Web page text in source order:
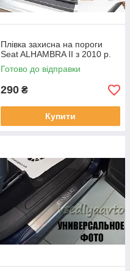
Плівка захисна на пороги
Seat ALHAMBRA II з 2010 р.
Готово до відправки
290 ₴
Купити